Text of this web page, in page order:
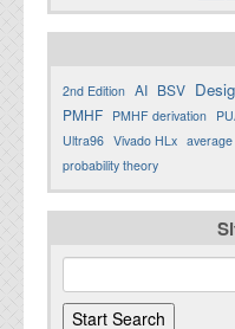
2nd Edition AI BSV
PMHF PMHF derivation
Ultra96 Vivado HLx
probability theory